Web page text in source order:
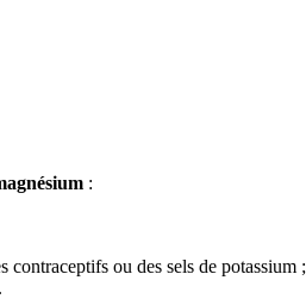
:
contraceptifs ou des sels de potassium ;